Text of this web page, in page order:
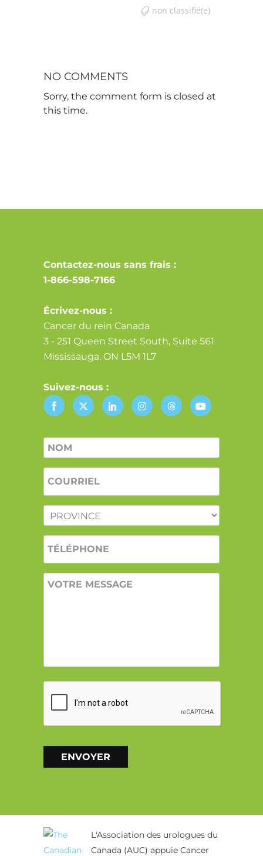
non classifié(e)
NO COMMENTS
Sorry, the comment form is closed at
this time.
Contactez-nous sans frais :
1-866-598-7166
Écrivez-nous :
Cancer du rein Canada
3 - 251 Queen Street South, Suite 561
Mississauga, ON L5M 1L7
Suivez-nous :
Nom
PROVINCE
VOTRE
MESSAGE
ENVOYER
L'Association des urologues du
Canada (AUC) appuie Cancer